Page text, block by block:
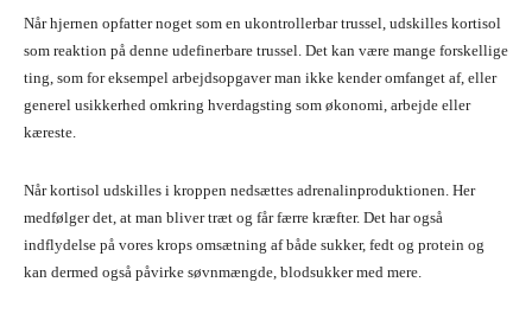
Når hjernen opfatter noget som en ukontrollerbar trussel, udskilles kortisol
som reaktion på denne udefinerbare trussel. Det kan være mange forskellige
ting, som for eksempel arbejdsopgaver man ikke kender omfanget af, eller
generel usikkerhed omkring hverdagsting som økonomi, arbejde eller
kæreste.
Når kortisol udskilles i kroppen nedsættes adrenalinproduktionen. Her
medfølger det, at man bliver træt og får færre kræfter. Det har også
indflydelse på vores krops omsætning af både sukker, fedt og protein og
kan dermed også påvirke søvnmængde, blodsukker med mere.